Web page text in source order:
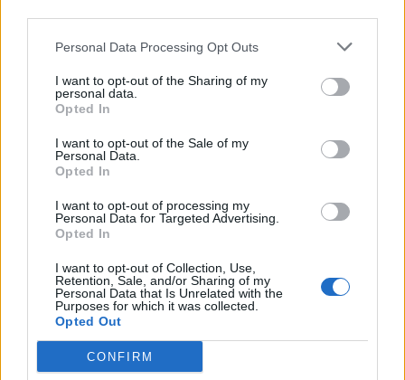
Personal Data Processing Opt Outs
I want to opt-out of the Sharing of my
personal data.
Opted In
I want to opt-out of the Sale of my
Personal Data.
Opted In
I want to opt-out of processing my
Personal Data for Targeted Advertising.
Opted In
I want to opt-out of Collection, Use,
Retention, Sale, and/or Sharing of my
Personal Data that Is Unrelated with the
Purposes for which it was collected.
Opted Out
CONFIRM
Italia
Una delle città italiane più misteriose è
leggende che circolano per le sue sue strade,
ma la più suggestiva è quella che riguarda il
palazzo Ca Dario, i cui proprietari o
affittuari sono sempre morti in forma
violenta o improvvisa. Halloween sarebbe il
momento perfetto per visitarlo!
7. Praga, Repubblica Ceca